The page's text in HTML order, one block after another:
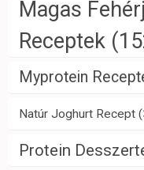
Magas
Receptek
Myprotein
Natúr Joghurt Recept
Protein